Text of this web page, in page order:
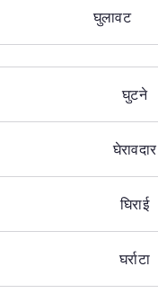
घुलावट
घुटने
घेरावदार
घिराई
घर्राटा